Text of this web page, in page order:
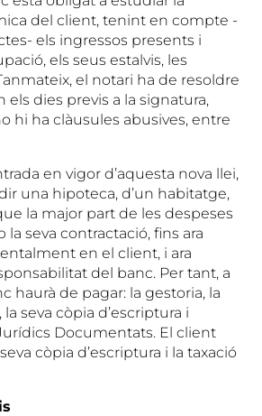
del client, tenint en compte -
els ingressos presents i
els seus estalvis, les
el notari ha de resoldre
els dies previs a la signatura,
hi ha clàusules abusives, entre
en vigor d’aquesta nova llei,
una hipoteca, d’un habitatge,
la major part de les despeses
la seva contractació, fins ara
en el client, i ara
del banc. Per tant, a
haurà de pagar: la gestoria, la
la seva còpia d’escriptura i
Documentats. El client
còpia d’escriptura i la taxació